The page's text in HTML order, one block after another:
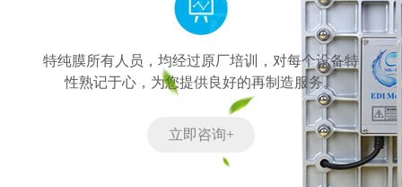
特纯膜所有人员，均经过原厂培训，对每个设备特
性熟记于心，为您提供良好的再制造服务。
立即咨询+